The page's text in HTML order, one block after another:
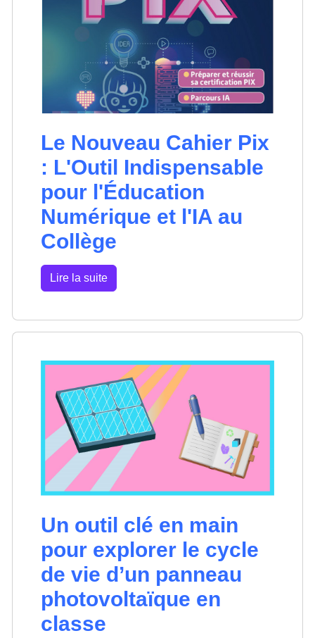
Le Nouveau Cahier Pix
: L'Outil Indispensable
pour l'Éducation
Numérique et l'IA au
Collège
Lire la suite
Un outil clé en main
pour explorer le cycle
de vie d’un panneau
photovoltaïque en
classe